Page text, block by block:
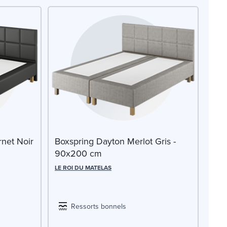
Noir
Boxspring Dayton Merlot Gris -
90x200 cm
LE ROI DU MATELAS
Ressorts bonnels